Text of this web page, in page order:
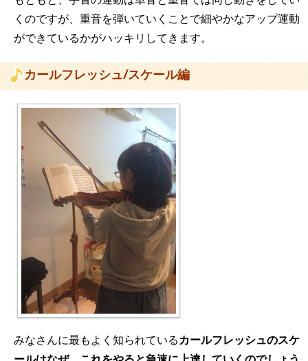
くのですが、重音を弾いていくことで細やかなアップ運動
ができているかがハッキリしてきます。
カールフレッシュ/スケール編
みなさんに最もよく知られているカールフレッシュのスケ